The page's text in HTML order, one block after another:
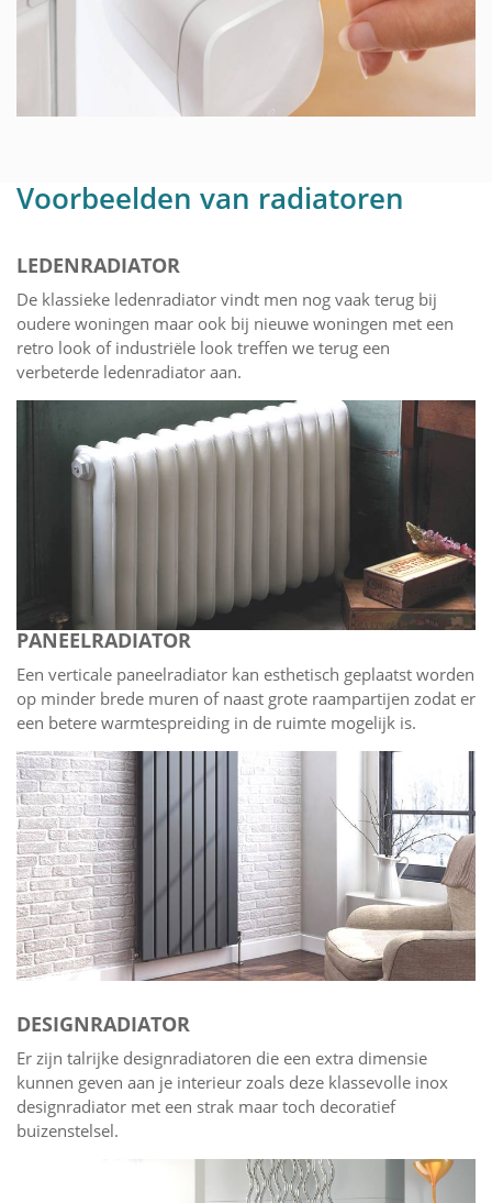
Voorbeelden van radiatoren
LEDENRADIATOR
De klassieke ledenradiator vindt men nog vaak terug bij
oudere woningen maar ook bij nieuwe woningen met een
retro look of industriële look treffen we terug een
verbeterde ledenradiator aan.
PANEELRADIATOR
Een verticale paneelradiator kan esthetisch geplaatst worden
op minder brede muren of naast grote raampartijen zodat er
een betere warmtespreiding in de ruimte mogelijk is.
DESIGNRADIATOR
Er zijn talrijke designradiatoren die een extra dimensie
kunnen geven aan je interieur zoals deze klassevolle inox
designradiator met een strak maar toch decoratief
buizenstelsel.